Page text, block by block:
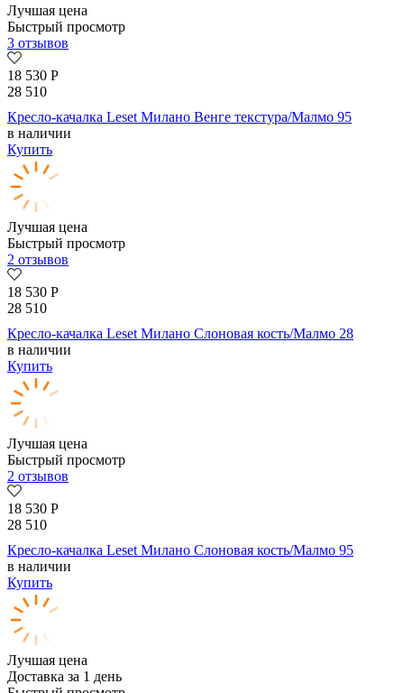
Лучшая цена
Быстрый просмотр
3 отзывов
18 530 Р
28 510
Кресло-качалка Leset Милано Венге текстура/Малмо 95
в наличии
Купить
Лучшая цена
Быстрый просмотр
2 отзывов
18 530 Р
28 510
Кресло-качалка Leset Милано Слоновая кость/Малмо 28
в наличии
Купить
Лучшая цена
Быстрый просмотр
2 отзывов
18 530 Р
28 510
Кресло-качалка Leset Милано Слоновая кость/Малмо 95
в наличии
Купить
Лучшая цена
Доставка за 1 день